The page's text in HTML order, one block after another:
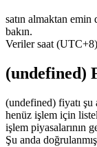
USDT Vadeli
satın almaktan emin
bakın.
Veriler saat
(undefined)
(undefined) fiyatı
henüz işlem için
işlem piyasalarının
Şu anda